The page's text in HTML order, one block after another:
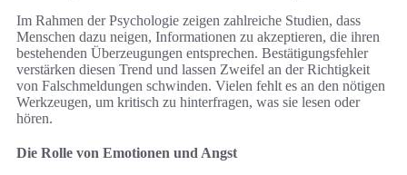
Im Rahmen der Psychologie zeigen zahlreiche Studien, dass
Menschen dazu neigen, Informationen zu akzeptieren, die ihren
bestehenden Überzeugungen entsprechen. Bestätigungsfehler
verstärken diesen Trend und lassen Zweifel an der Richtigkeit
von Falschmeldungen schwinden. Vielen fehlt es an den nötigen
Werkzeugen, um kritisch zu hinterfragen, was sie lesen oder
hören.
Die Rolle von Emotionen und Angst